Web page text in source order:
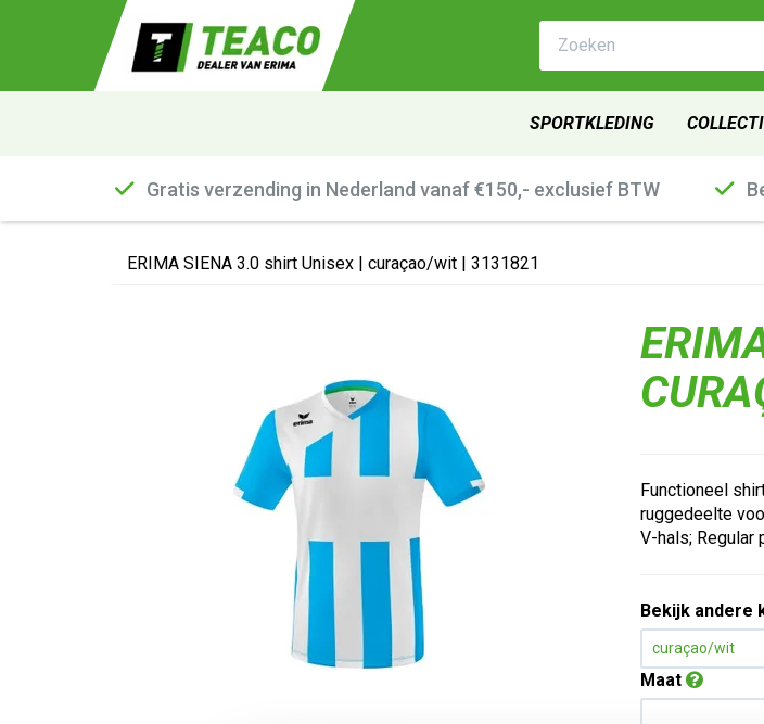
SPORTKLEDING
Gratis verzending in Nederland vanaf €150,- exclusief BTW
ERIMA SIENA 3.0 shirt Unisex | curaçao/wit | 3131821
Functioneel
ruggedeelte
V-hals; Regular
Bekijk andere
curaçao/wit
Maat